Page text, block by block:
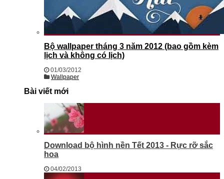
Bộ wallpaper tháng 3 năm 2012 (bao gồm kèm
lịch và không có lịch)
01/03/2012
Wallpaper
Bài viết mới
Download bộ hình nền Tết 2013 - Rực rỡ sắc
hoa
04/02/2013